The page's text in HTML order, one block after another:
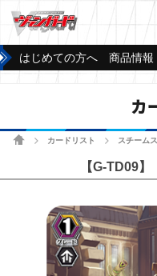
はじめての方へ 商品情報
カ
ホームカードリスト スチーム
【G-TD09】